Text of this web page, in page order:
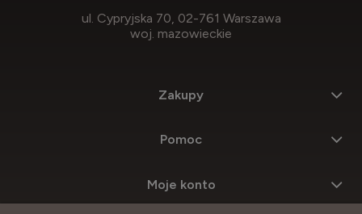
ul. Cypryjska 70, 02-761 Warszawa
woj. mazowieckie
Zakupy
Pomoc
Moje konto